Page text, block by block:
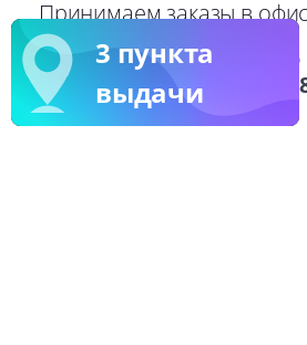
Принимаем заказы в
пн-пт: с 9.00 до
сб: с 9.00 до
3 пункта
выдачи